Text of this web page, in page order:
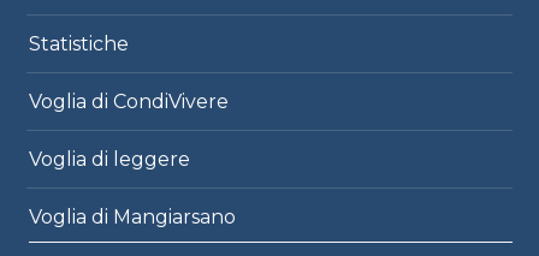
Statistiche
Voglia di CondiVivere
Voglia di leggere
Voglia di Mangiarsano